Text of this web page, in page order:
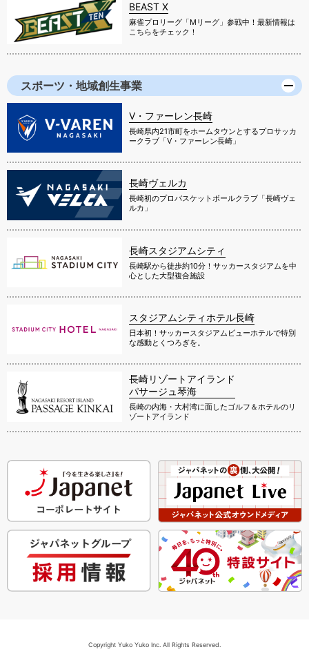
BEAST X
麻雀プロリーグ「Mリーグ」参戦中！最新情報は
こちらをチェック！
スポーツ・地域創生事業
V・ファーレン長崎
長崎県内21市町をホームタウンとするプロサッカ
ークラブ「V・ファーレン長崎」
長崎ヴェルカ
長崎初のプロバスケットボールクラブ「長崎ヴェ
ルカ」
長崎スタジアムシティ
長崎駅から徒歩約10分！サッカースタジアムを中
心とした大型複合施設
スタジアムシティホテル長崎
日本初！サッカースタジアムビューホテルで特別
な感動とくつろぎを。
長崎リゾートアイランド
パサージュ琴海
長崎の内海・大村湾に面したゴルフ＆ホテルのリ
ゾートアイランド
Copyright Yuko Yuko Inc. All Rights Reserved.